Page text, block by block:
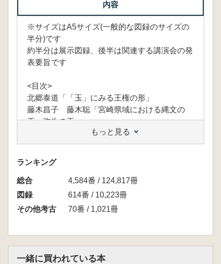
内容
※サイズはA5サイズ(一般的な図録のサイズの
半分)です
約半分は展示図録、後半は関連する講演会の発
表要旨です
<目次>
北郷泰道「「玉」にみる王権の形」
藤木昌子 藤木聡「宮崎県域における縄文の
玉・弥生の玉」
・展示解説 ※写真のほか解説もつき、本とし
て読める作りに編集されています
・講演会要旨集 ※それぞれ翻訳付
岡村秀典「東アジア古代の玉器」
鄧淑○「伝串間市出土穀璧が掲示するもの」
盧希淑「韓国の玉文化」
もっと見る
ランキング
総合
4,584番 / 124,817冊
図録
614番 / 10,223冊
その他考古
70番 / 1,021冊
一緒に買われている本